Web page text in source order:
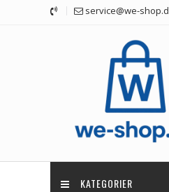
service@we-
KATEGORIER